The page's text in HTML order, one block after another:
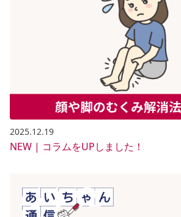
2025.12.19
NEW | コラムをUPしました！